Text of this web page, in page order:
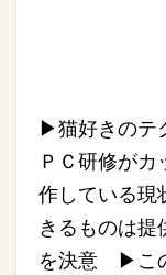
▶︎猫好きの
ＰＣ研修が
作している現
きるものは提
を決意 ▶︎こ